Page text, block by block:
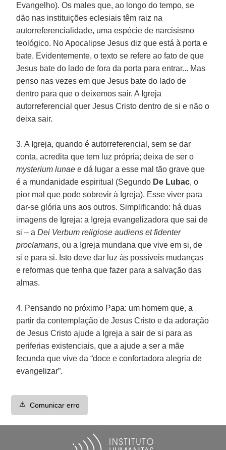
Evangelho). Os males que, ao longo do tempo, se
dão nas instituições eclesiais têm raiz na
autorreferencialidade, uma espécie de narcisismo
teológico. No Apocalipse Jesus diz que está à porta e
bate. Evidentemente, o texto se refere ao fato de que
Jesus bate do lado de fora da porta para entrar... Mas
penso nas vezes em que Jesus bate do lado de
dentro para que o deixemos sair. A Igreja
autorreferencial quer Jesus Cristo dentro de si e não o
deixa sair.
3. A Igreja, quando é autorreferencial, sem se dar
conta, acredita que tem luz própria; deixa de ser o
mysterium lunae e dá lugar a esse mal tão grave que
é a mundanidade espiritual (Segundo De Lubac, o
pior mal que pode sobrevir à Igreja). Esse viver para
dar-se glória uns aos outros. Simplificando: há duas
imagens de Igreja: a Igreja evangelizadora que sai de
si – aDei Verbum religiose audiens et fidenter
proclamans, ou a Igreja mundana que vive em si, de
si e para si. Isto deve dar luz às possíveis mudanças
e reformas que tenha que fazer para a salvação das
almas.
4. Pensando no próximo Papa: um homem que, a
partir da contemplação de Jesus Cristo e da adoração
de Jesus Cristo ajude a Igreja a sair de si para as
periferias existenciais, que a ajude a ser a mãe
fecunda que vive da “doce e confortadora alegria de
evangelizar”.
⚠️ Comunicar erro